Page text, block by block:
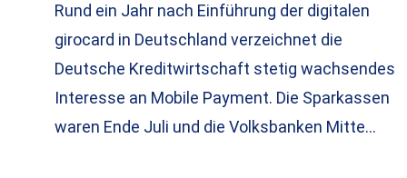
Rund ein Jahr nach Einführung der digitalen
girocard in Deutschland verzeichnet die
Deutsche Kreditwirtschaft stetig wachsendes
Interesse an Mobile Payment. Die Sparkassen
waren Ende Juli und die Volksbanken Mitte…